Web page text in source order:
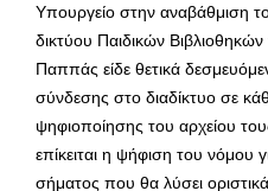
Υπουργείο στην αναβάθμιση
δικτύου Παιδικών
Παππάς είδε θετικά
σύνδεσης στο διαδίκτυο σε
ψηφιοποίησης του αρχείου
επίκειται η ψήφιση του νόμου
σήματος που θα λύσει